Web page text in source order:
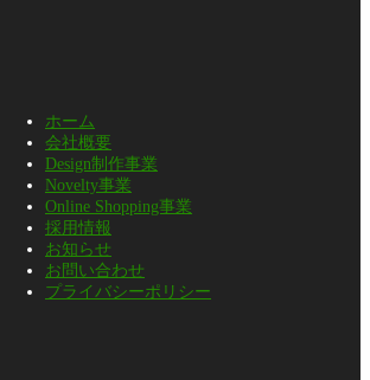
ホーム
会社概要
Design制作事業
Novelty事業
Online Shopping事業
採用情報
お知らせ
お問い合わせ
プライバシーポリシー